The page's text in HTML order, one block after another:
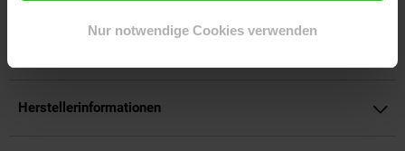
Nur notwendige Cookies verwenden
Herstellerinformationen